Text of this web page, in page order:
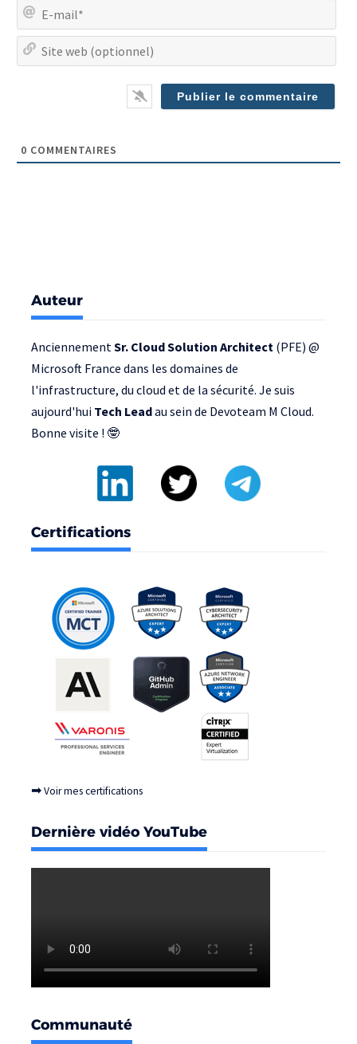
0 COMMENTAIRES
Auteur
Anciennement Sr. Cloud Solution Architect (PFE) @
Microsoft France dans les domaines de
l'infrastructure, du cloud et de la sécurité. Je suis
aujourd'hui Tech Leadau sein de Devoteam M Cloud.
Bonne visite ! 🤓
Certifications
➡Voir mes certifications
Dernière vidéo YouTube
Communauté